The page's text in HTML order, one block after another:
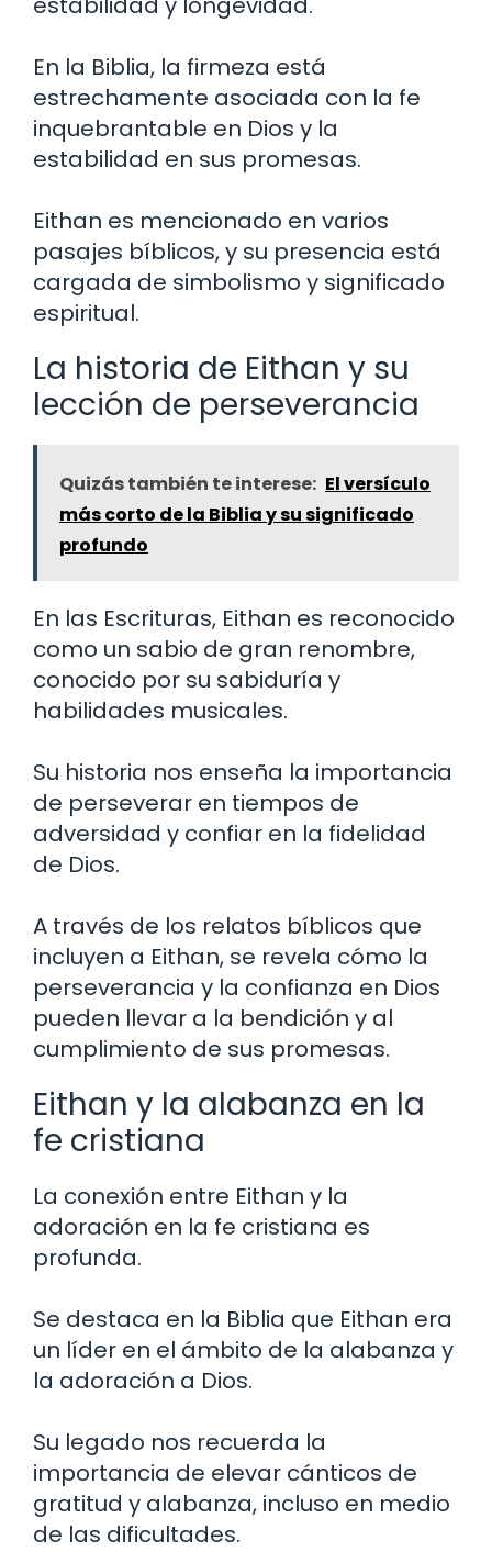
En la Biblia, la firmeza está
estrechamente asociada con la fe
inquebrantable en Dios y la
estabilidad en sus promesas.
Eithan es mencionado en varios
pasajes bíblicos, y su presencia está
cargada de simbolismo y significado
espiritual.
La historia de Eithan y su
lección de perseverancia
Quizás también te interese: El versículo
más corto de la Biblia y su significado
profundo
En las Escrituras, Eithan es reconocido
como un sabio de gran renombre,
conocido por su sabiduría y
habilidades musicales.
Su historia nos enseña la importancia
de perseverar en tiempos de
adversidad y confiar en la fidelidad
de Dios.
A través de los relatos bíblicos que
incluyen a Eithan, se revela cómo la
perseverancia y la confianza en Dios
pueden llevar a la bendición y al
cumplimiento de sus promesas.
Eithan y la alabanza en la
fe cristiana
La conexión entre Eithan y la
adoración en la fe cristiana es
profunda.
Se destaca en la Biblia que Eithan era
un líder en el ámbito de la alabanza y
la adoración a Dios.
Su legado nos recuerda la
importancia de elevar cánticos de
gratitud y alabanza, incluso en medio
de las dificultades.